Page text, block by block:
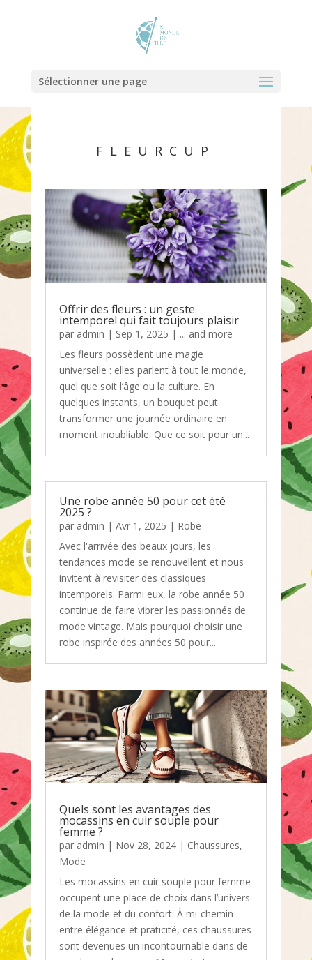
Sélectionner une page
FLEURCUP
Offrir des fleurs : un geste
intemporel qui fait toujours plaisir
par admin | Sep 1, 2025 | ... and more
Les fleurs possèdent une magie
universelle : elles parlent à tout le monde,
quel que soit l’âge ou la culture. En
quelques instants, un bouquet peut
transformer une journée ordinaire en
moment inoubliable. Que ce soit pour un...
Une robe année 50 pour cet été
2025 ?
par admin | Avr 1, 2025 | Robe
Avec l'arrivée des beaux jours, les
tendances mode se renouvellent et nous
invitent à revisiter des classiques
intemporels. Parmi eux, la robe année 50
continue de faire vibrer les passionnés de
mode vintage. Mais pourquoi choisir une
robe inspirée des années 50 pour...
Quels sont les avantages des
mocassins en cuir souple pour
femme ?
par admin | Nov 28, 2024| Chaussures,
Mode
Les mocassins en cuir souple pour femme
occupent une place de choix dans l’univers
de la mode et du confort. À mi-chemin
entre élégance et praticité, ces chaussures
sont devenues un incontournable dans de